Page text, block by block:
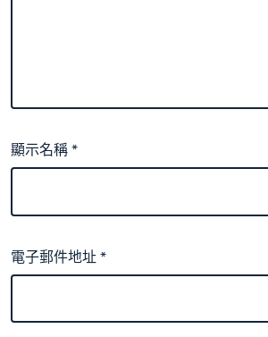
顯示名稱*
電子郵件地址*